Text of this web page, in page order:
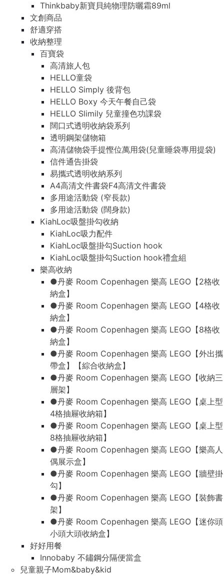
Thinkbaby新寶貝純物理防曬霜89ml
文創商品
舒適穿搭
收納整理
百寶袋
高清旅人包
HELLO童袋
HELLO Simply 後背包
HELLO Boxy 今天午餐自己袋
HELLO Slimily 兒童撞色功課袋
闊口式透明收納袋系列
透明鋼架儲物箱
高清儲物袋手提慳位萬用袋(兒童睡袋專用提袋)
信件通告掛袋
易攜式透明收納系列
A4高清文件書袋F4高清文件書袋
多用途活動袋 (窄長款)
多用途活動袋 (闊身款)
KiahLoc吸盤掛勾收納
KiahLoc吸力配件
KiahLoc吸盤掛勾Suction hook
KiahLoc吸盤掛勾Suction hook禮盒組
樂高收納
●丹麥 Room Copenhagen 樂高 LEGO【2格收
納盒】
●丹麥 Room Copenhagen 樂高 LEGO【4格收
納盒】
●丹麥 Room Copenhagen 樂高 LEGO【8格收
納盒】
●丹麥 Room Copenhagen 樂高 LEGO【外出攜
帶盒】【綜合收納盒】
●丹麥 Room Copenhagen 樂高 LEGO【收納三
層架】
●丹麥 Room Copenhagen 樂高 LEGO【桌上型
4格抽屜收納箱】
●丹麥 Room Copenhagen 樂高 LEGO【桌上型
8格抽屜收納箱】
●丹麥 Room Copenhagen 樂高 LEGO【樂高人
偶展示盒】
●丹麥 Room Copenhagen 樂高 LEGO【牆壁掛
勾】
●丹麥 Room Copenhagen 樂高 LEGO【裝飾書
架】
●丹麥 Room Copenhagen 樂高 LEGO【迷你頭
小頭大頭收納盒】
好好用餐
Innobaby 不鏽鋼分隔便當盒
兒童親子Mom&baby&kid